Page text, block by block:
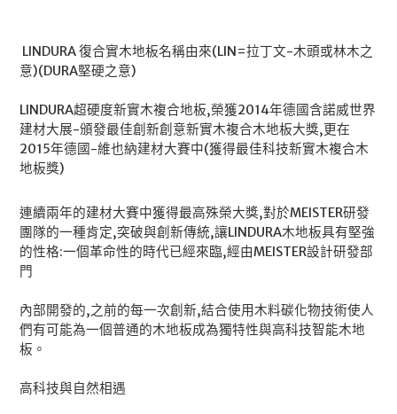
LINDURA 復合實木地板名稱由來(LIN=拉丁文-木頭或林木之
意)(DURA堅硬之意)
LINDURA超硬度新實木複合地板,榮獲2014年德國含諾威世界
建材大展-頒發最佳創新創意新實木複合木地板大獎,更在
2015年德國-維也納建材大賽中(獲得最佳科技新實木複合木
地板獎)
連續兩年的建材大賽中獲得最高殊榮大獎,對於MEISTER研發
團隊的一種肯定,突破與創新傳統,讓LINDURA木地板具有堅強
的性格:一個革命性的時代已經來臨,經由MEISTER設計研發部
門
內部開發的,之前的每一次創新,結合使用木料碳化物技術使人
們有可能為一個普通的木地板成為獨特性與高科技智能木地
板。
高科技與自然相遇